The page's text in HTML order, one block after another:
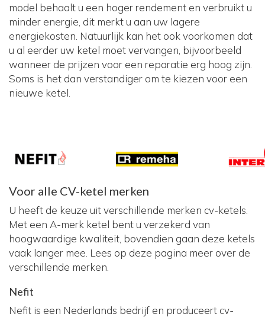
model behaalt u een hoger rendement en verbruikt u
minder energie, dit merkt u aan uw lagere
energiekosten. Natuurlijk kan het ook voorkomen dat
u al eerder uw ketel moet vervangen, bijvoorbeeld
wanneer de prijzen voor een reparatie erg hoog zijn.
Soms is het dan verstandiger om te kiezen voor een
nieuwe ketel.
Voor alle CV-ketel merken
U heeft de keuze uit verschillende merken cv-ketels.
Met een A-merk ketel bent u verzekerd van
hoogwaardige kwaliteit, bovendien gaan deze ketels
vaak langer mee. Lees op deze pagina meer over de
verschillende merken.
Nefit
Nefit is een Nederlands bedrijf en produceert cv-